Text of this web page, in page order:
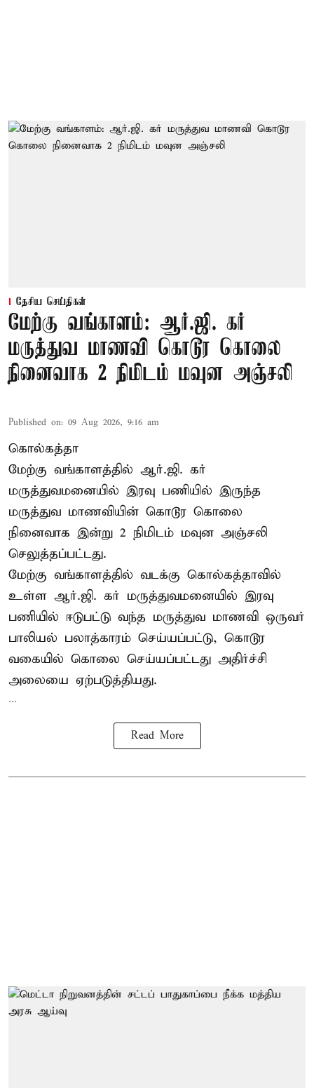
தேசிய செய்திகள்
மேற்கு வங்காளம்: ஆர்.ஜி. கர்
மருத்துவ மாணவி கொடூர கொலை
நினைவாக 2 நிமிடம் மவுன அஞ்சலி
Published on: 09 Aug 2026, 9:16 am
கொல்கத்தா
மேற்கு வங்காளத்தில் ஆர்.ஜி. கர்
மருத்துவமனையில் இரவு பணியில் இருந்த
மருத்துவ மாணவியின் கொடூர கொலை
நினைவாக இன்று 2 நிமிடம் மவுன அஞ்சலி
செலுத்தப்பட்டது.
மேற்கு வங்காளத்தில் வடக்கு கொல்கத்தாவில்
உள்ள ஆர்.ஜி. கர் மருத்துவமனையில் இரவு
பணியில் ஈடுபட்டு வந்த மருத்துவ மாணவி ஒருவர்
பாலியல் பலாத்காரம் செய்யப்பட்டு, கொடூர
வகையில் கொலை செய்யப்பட்டது அதிர்ச்சி
அலையை ஏற்படுத்தியது.
...
Read More